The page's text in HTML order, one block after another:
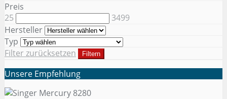
Preis
25
3499
Hersteller
Typ
Filter zurücksetzen
Filtern
Unsere Empfehlung